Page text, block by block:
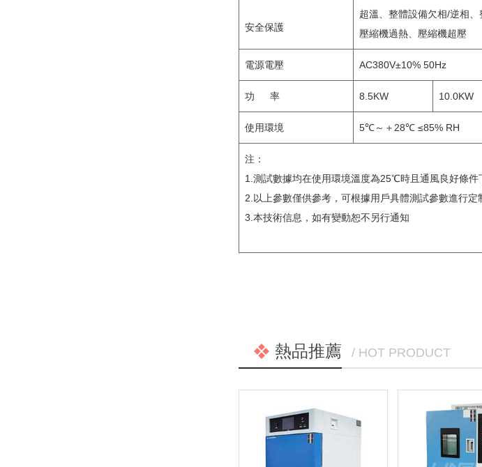
安全保護
超溫、整體設備欠相/逆相
壓縮機過熱、壓縮機超壓
電源電壓 AC380V±10% 50Hz
功 率 8.5KW 10.0KW
使用環境 5℃～＋28℃ ≤85% RH
注：
1.測試數據均在使用環境溫度為25℃時且通風良好條件
2.以上參數僅供參考，可根據用戶具體測試參數進行定
3.本技術信息，如有變動恕不另行通知
熱品推薦 / HOT PRODUCT